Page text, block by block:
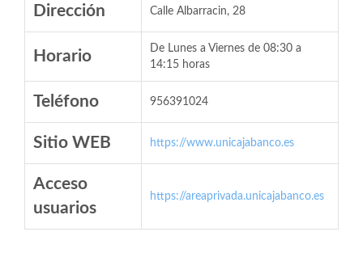
Dirección Calle Albarracin, 28
Horario
De Lunes a Viernes de 08:30 a
14:15 horas
Teléfono 956391024
Sitio WEB https://www.unicajabanco.es
Acceso
usuarios
https://areaprivada.unicajabanco.es